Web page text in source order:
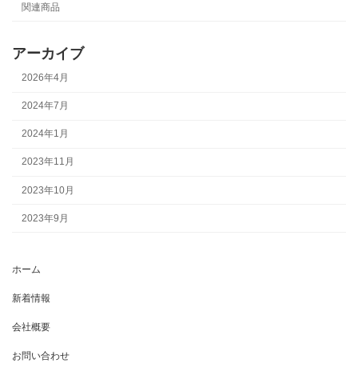
関連商品
アーカイブ
2026年4月
2024年7月
2024年1月
2023年11月
2023年10月
2023年9月
ホーム
新着情報
会社概要
お問い合わせ